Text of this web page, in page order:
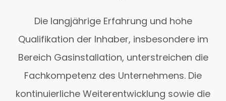
Die langjährige Erfahrung und hohe
Qualifikation der Inhaber, insbesondere im
Bereich Gasinstallation, unterstreichen die
Fachkompetenz des Unternehmens. Die
kontinuierliche Weiterentwicklung sowie die